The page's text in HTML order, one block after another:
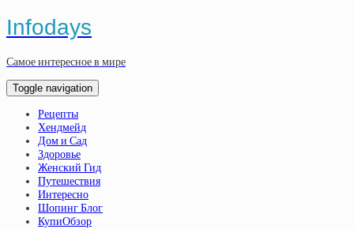
Infodays
Самое интересное в мире
Toggle navigation
Рецепты
Хендмейд
Дом и Сад
Здоровье
Женский Гид
Путешествия
Интересно
Шопинг Блог
КупиОбзор